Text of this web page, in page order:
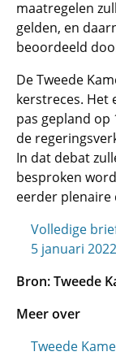
maatregelen
gelden, en
beoordeeld
De Tweede
kerstreces. Het
pas gepland
de
In dat debat
besproken
eerder plenaire
Volledige
5 januari 2022
Bron: Tweede
Meer over
Tweede